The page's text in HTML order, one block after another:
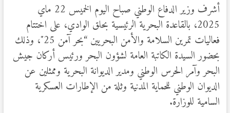
أشرف وزير الدفاع الوطني صباح اليوم الخميس 22 ماي
2025، بالقاعدة البحرية الرئيسية بحلق الوادي، على اختتام
فعاليات تمرين السلامة والأمن البحريين “بحر آمن 25″، وذلك
بحضور السيدة الكاتبة العامة لشؤون البحر ورئيس أركان جيش
البحر وآمر الحرس الوطني ومدير الديوانة البحرية وممثلين عن
الديوان الوطني للحماية المدنية وثلة من الإطارات العسكرية
السامية للوزارة.